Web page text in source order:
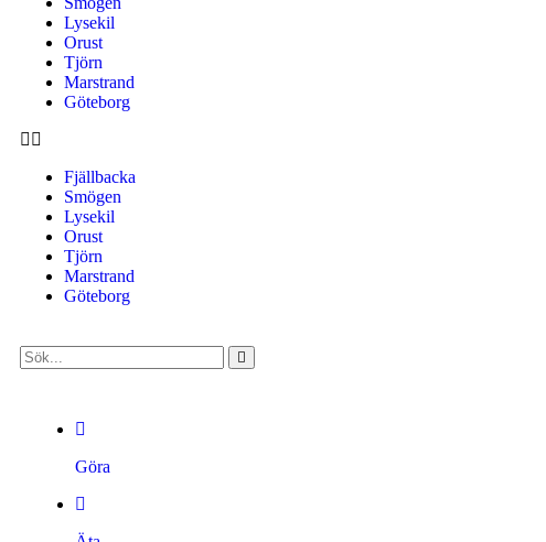
Lysekil
Orust
Tjörn
Marstrand
Göteborg
Fjällbacka
Smögen
Lysekil
Orust
Tjörn
Marstrand
Göteborg
Göra